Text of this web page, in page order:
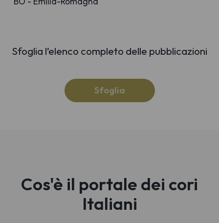
Sfoglia l’elenco completo delle pubblicazioni
Sfoglia
Cos'è il portale dei cori
Italiani